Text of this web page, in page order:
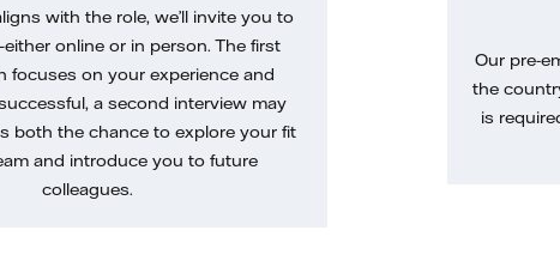
with the role, we’ll invite you to
online or in person. The first
focuses on your experience and
a second interview may
both the chance to explore your fit
and introduce you to future
colleagues.
Our pre-
the
is